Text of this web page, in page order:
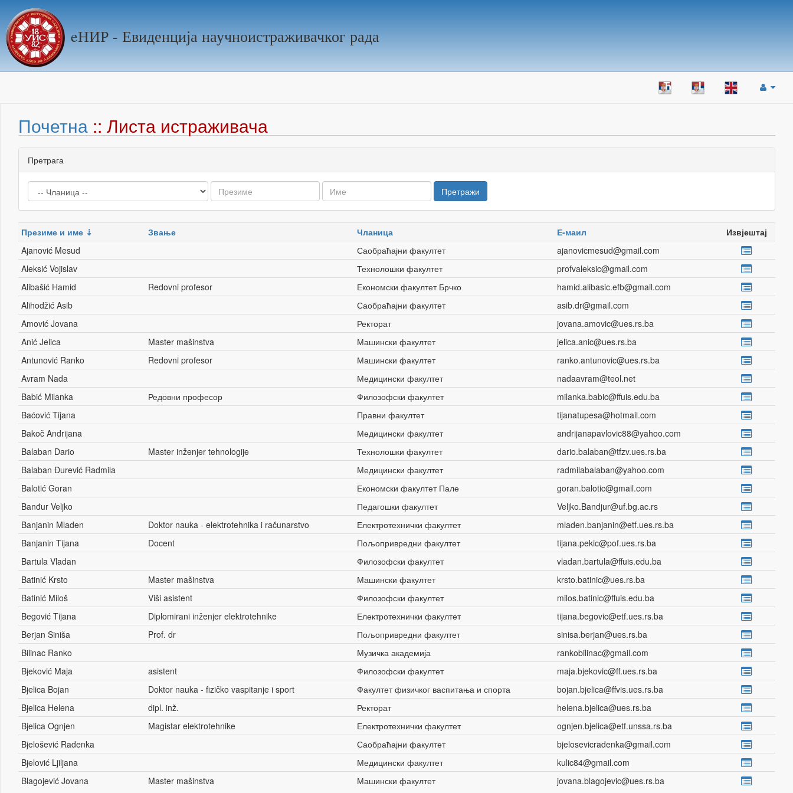
eНИР - Евиденција научноистраживачког рада
Почетна :: Листа истраживача
Претрага
Презиме и име Звање Чланица Е-маил
Извјештај
Ajanović Mesud
Саобраћајни факултет
ajanovicmesud@gmail.com
Aleksić Vojislav
Технолошки факултет
profvaleksic@gmail.com
Alibašić Hamid
Redovni profesor Економски факултет Брчко
hamid.alibasic.efb@gmail.com
Alihodžić Asib
Саобраћајни факултет
asib.dr@gmail.com
Amović Jovana
Ректорат
jovana.amovic@ues.rs.ba
Anić Jelica
Master mašinstva Машински факултет
jelica.anic@ues.rs.ba
Antunović Ranko
Redovni profesor Машински факултет
ranko.antunovic@ues.rs.ba
Avram Nada
Медицински факултет
nadaavram@teol.net
Babić Milanka
Редовни професор Филозофски факултет
milanka.babic@ffuis.edu.ba
Baćović Tijana
Правни факултет
tijanatupesa@hotmail.com
Bakoč Andrijana
Медицински факултет
andrijanapavlovic88@yahoo.com
Balaban Dario
Master inženjer tehnologije Технолошки факултет
dario.balaban@tfzv.ues.rs.ba
Balaban Đurević Radmila
Медицински факултет
radmilabalaban@yahoo.com
Balotić Goran
Економски факултет Пале
goran.balotic@gmail.com
Banđur Veljko
Педагошки факултет
Veljko.Bandjur@uf.bg.ac.rs
Banjanin Mladen
Doktor nauka - elektrotehnika i računarstvo Електротехнички факултет
mladen.banjanin@etf.ues.rs.ba
Banjanin Tijana
Docent Пољопривредни факултет
tijana.pekic@pof.ues.rs.ba
Bartula Vladan
Филозофски факултет
vladan.bartula@ffuis.edu.ba
Batinić Krsto
Master mašinstva Машински факултет
krsto.batinic@ues.rs.ba
Batinić Miloš
Viši asistent Филозофски факултет
milos.batinic@ffuis.edu.ba
Begović Tijana
Diplomirani inženjer elektrotehnike Електротехнички факултет
tijana.begovic@etf.ues.rs.ba
Berjan Siniša
Prof. dr Пољопривредни факултет
sinisa.berjan@ues.rs.ba
Bilinac Ranko
Музичка академија
rankobilinac@gmail.com
Bjeković Maja
asistent Филозофски факултет
maja.bjekovic@ff.ues.rs.ba
Bjelica Bojan
Doktor nauka - fizičko vaspitanje i sport Факултет физичког васпитања и спорта
bojan.bjelica@ffvis.ues.rs.ba
Bjelica Helena
dipl. inž. Ректорат
helena.bjelica@ues.rs.ba
Bjelica Ognjen
Magistar elektrotehnike Електротехнички факултет
ognjen.bjelica@etf.unssa.rs.ba
Bjelošević Radenka
Саобраћајни факултет
bjelosevicradenka@gmail.com
Bjelović Ljiljana
Медицински факултет
kulic84@gmail.com
Blagojević Jovana
Master mašinstva Машински факултет jovana.blagojevic@ues.rs.ba